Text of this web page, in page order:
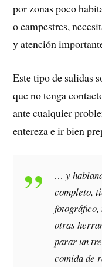
por zonas poco
o campestres,
y atención
Este tipo de salidas
que no tenga
ante cualquier
entereza e ir bien
… y
completo,
fotográfico,
otras
parar un
comida de